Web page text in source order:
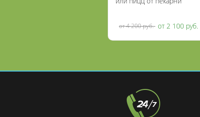
от 4 200 руб. от 2 100 руб.